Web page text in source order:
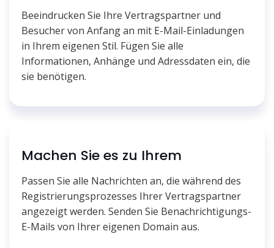
Beeindrucken Sie Ihre Vertragspartner und
Besucher von Anfang an mit E-Mail-Einladungen
in Ihrem eigenen Stil. Fügen Sie alle
Informationen, Anhänge und Adressdaten ein, die
sie benötigen.
Machen Sie es zu Ihrem
Passen Sie alle Nachrichten an, die während des
Registrierungsprozesses Ihrer Vertragspartner
angezeigt werden. Senden Sie Benachrichtigungs-
E-Mails von Ihrer eigenen Domain aus.